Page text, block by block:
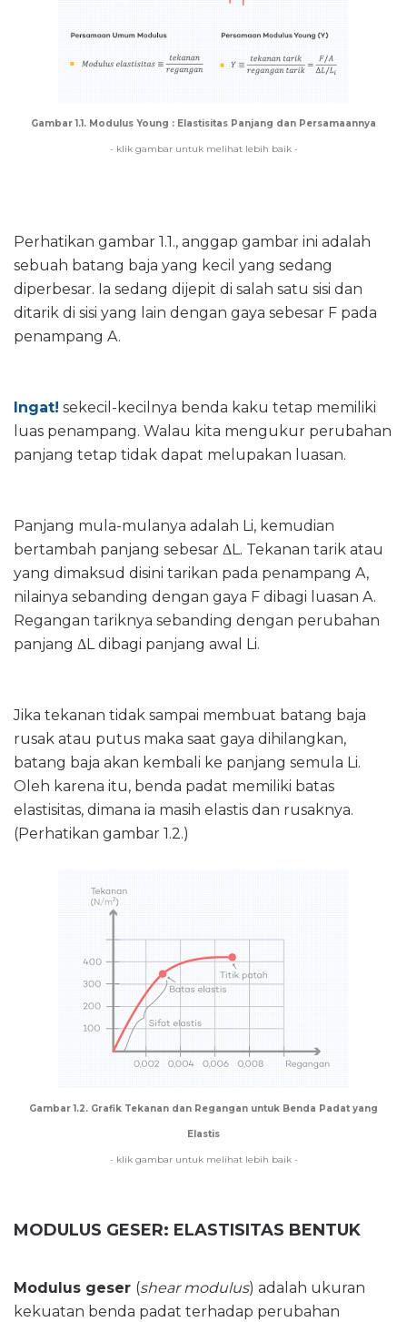
Gambar 1.1. Modulus Young : Elastisitas Panjang dan Persamaannya
- klik gambar untuk melihat lebih baik -
Perhatikan gambar 1.1., anggap gambar ini adalah
sebuah batang baja yang kecil yang sedang
diperbesar. Ia sedang dijepit di salah satu sisi dan
ditarik di sisi yang lain dengan gaya sebesar F pada
penampang A.
Ingat! sekecil-kecilnya benda kaku tetap memiliki
luas penampang. Walau kita mengukur perubahan
panjang tetap tidak dapat melupakan luasan.
Panjang mula-mulanya adalah Li, kemudian
bertambah panjang sebesar ΔL. Tekanan tarik atau
yang dimaksud disini tarikan pada penampang A,
nilainya sebanding dengan gaya F dibagi luasan A.
Regangan tariknya sebanding dengan perubahan
panjang ΔL dibagi panjang awal Li.
Jika tekanan tidak sampai membuat batang baja
rusak atau putus maka saat gaya dihilangkan,
batang baja akan kembali ke panjang semula Li.
Oleh karena itu, benda padat memiliki batas
elastisitas, dimana ia masih elastis dan rusaknya.
(Perhatikan gambar 1.2.)
Gambar 1.2. Grafik Tekanan dan Regangan untuk Benda Padat yang
Elastis
- klik gambar untuk melihat lebih baik -
MODULUS GESER: ELASTISITAS BENTUK
Modulus geser (shear modulus) adalah ukuran
kekuatan benda padat terhadap perubahan